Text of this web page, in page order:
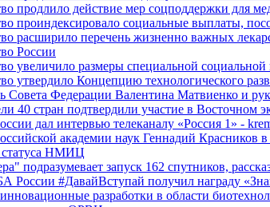
продлило действие мер соцподдержки для
проиндексировало социальные выплаты,
расширило перечень жизненно важных
России
увеличило размеры специальной
утвердило Концепцию технологического
Совета Федерации Валентина Матвиенко и
40 стран подтвердили участие в
дал интервью телеканалу «Россия 1» -
академии наук Геннадий Красников
статуса НМИЦ
подразумевает запуск 162 спутников,
России #ДавайВступай получил награду
разработки в области